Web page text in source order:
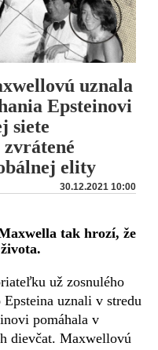
uznala
Epsteinovi
siete
elity
30.12.2021 10:00
tak hrozí, že
už zosnulého
uznali v stredu
pomáhala v
dievčat. Maxwellovú